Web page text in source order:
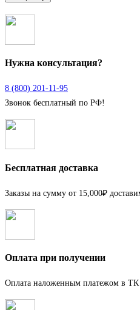
Нужна консультация?
8 (800) 201-11-95
Звонок бесплатный по РФ!
Бесплатная доставка
Заказы на сумму от 15,000₽
Оплата при получении
Оплата наложенным платежом в